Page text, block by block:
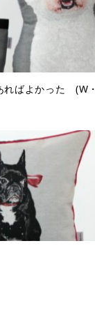
ればよかった (W・